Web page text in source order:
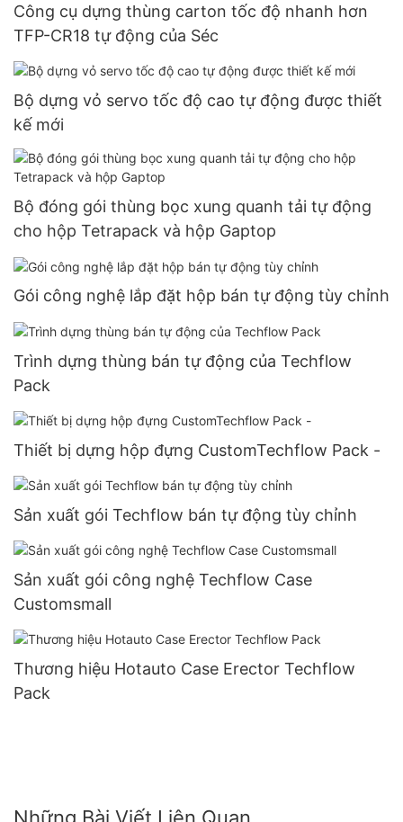
Công cụ dựng thùng carton tốc độ nhanh hơn
TFP-CR18 tự động của Séc
Bộ dựng vỏ servo tốc độ cao tự động được thiết
kế mới
Bộ đóng gói thùng bọc xung quanh tải tự động
cho hộp Tetrapack và hộp Gaptop
Gói công nghệ lắp đặt hộp bán tự động tùy chỉnh
Trình dựng thùng bán tự động của Techflow
Pack
Thiết bị dựng hộp đựng CustomTechflow Pack -
Sản xuất gói Techflow bán tự động tùy chỉnh
Sản xuất gói công nghệ Techflow Case
Customsmall
Thương hiệu Hotauto Case Erector Techflow
Pack